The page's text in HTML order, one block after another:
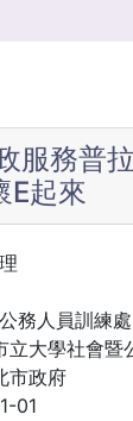
服務普
E起來
務人員訓練
立大學社會暨
市政府
01